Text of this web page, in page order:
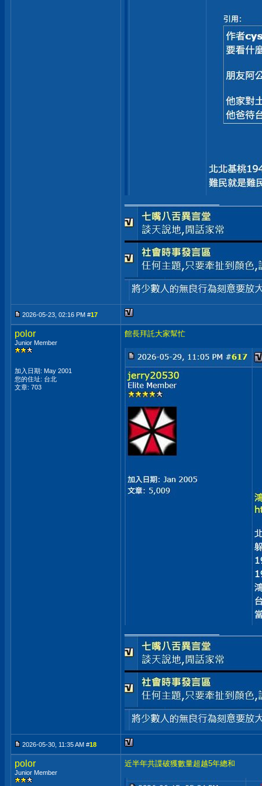
2026-05-23, 02:16 PM #17
polor
Junior Member
加入日期: May 2001
您的住址: 台北
文章: 703
館長拜託大家幫忙
2026-05-30, 11:35 AM #18
polor
Junior Member
近半年共諜破獲數量超越5年總和